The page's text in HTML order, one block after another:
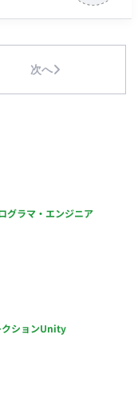
のリソースは割けな
る方
次へ
グラマ・エンジニア
ションUnity